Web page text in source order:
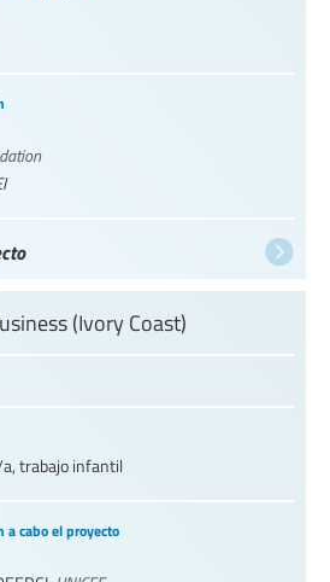
(Ivory Coast)
trabajo infantil
a cabo el proyecto